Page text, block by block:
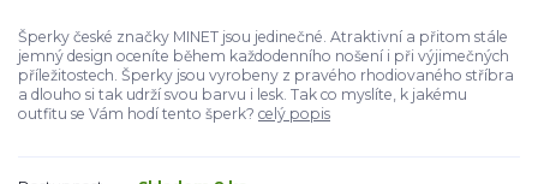
Šperky české značky MINET jsou jedinečné. Atraktivní a přitom stále
jemný design oceníte během každodenního nošení i při výjimečných
příležitostech. Šperky jsou vyrobeny z pravého rhodiovaného stříbra
a dlouho si tak udrží svou barvu i lesk. Tak co myslíte, k jakému
outfitu se Vám hodí tento šperk? celý popis